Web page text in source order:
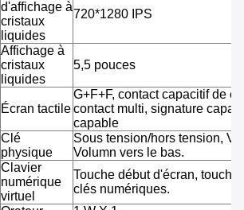
d'affichage à
cristaux
liquides
720*1280 IPS
Affichage à
cristaux
liquides
5,5 pouces
Écran tactile
G+F+F, contact capacitif de
contact multi, signature
capable
Clé
physique
Sous tension/hors tension,
Volumn vers le bas.
Clavier
numérique
virtuel
Touche début d'écran, touche
clés numériques.